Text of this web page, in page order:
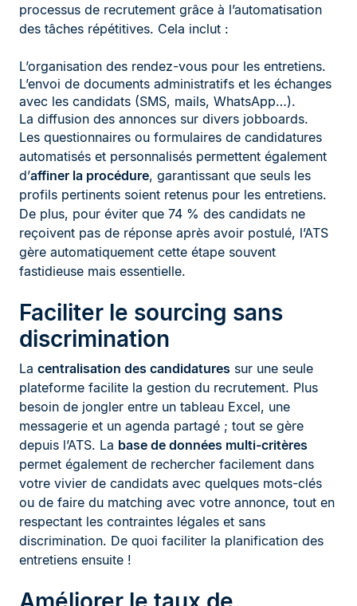
processus de recrutement grâce à l’automatisation
des tâches répétitives. Cela inclut :
L’organisation des rendez-vous pour les entretiens.
L’envoi de documents administratifs et les échanges
avec les candidats (SMS, mails, WhatsApp…).
La diffusion des annonces sur divers jobboards.
Les questionnaires ou formulaires de candidatures
automatisés et personnalisés permettent également
d’affiner la procédure, garantissant que seuls les
profils pertinents soient retenus pour les entretiens.
De plus, pour éviter que 74 % des candidats ne
reçoivent pas de réponse après avoir postulé, l’ATS
gère automatiquement cette étape souvent
fastidieuse mais essentielle.
Faciliter le sourcing sans
discrimination
La centralisation des candidatures sur une seule
plateforme facilite la gestion du recrutement. Plus
besoin de jongler entre un tableau Excel, une
messagerie et un agenda partagé ; tout se gère
depuis l’ATS. La base de données multi-critères
permet également de rechercher facilement dans
votre vivier de candidats avec quelques mots-clés
ou de faire du matching avec votre annonce, tout en
respectant les contraintes légales et sans
discrimination. De quoi faciliter la planification des
entretiens ensuite !